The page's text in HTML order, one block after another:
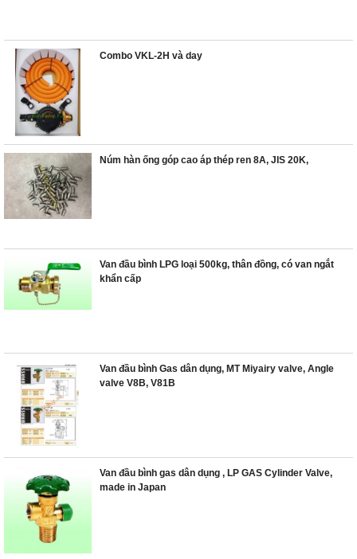
Combo VKL-2H và day
Núm hàn ống góp cao áp thép ren 8A, JIS 20K,
Van đầu bình LPG loại 500kg, thân đồng, có van ngắt
khẩn cấp
Van đầu bình Gas dân dụng, MT Miyairy valve, Angle
valve V8B, V81B
Van đầu bình gas dân dụng , LP GAS Cylinder Valve,
made in Japan